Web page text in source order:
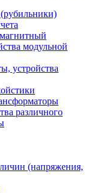
модульной
устройства
различного
(напряжения,